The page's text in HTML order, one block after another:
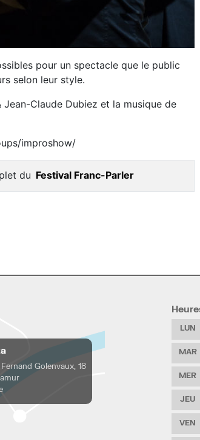
pour un spectacle que le public
selon leur style.
Claude Dubiez et la musique de
improshow/
du Festival Franc-Parler
Golenvaux, 18
LUN
MAR
MER
JEU
VEN